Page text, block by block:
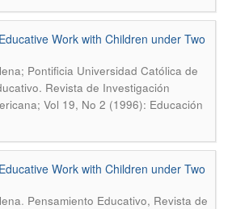
Work with Children under Two
Pontificia Universidad Católica de
Revista de Investigación
Vol 19, No 2 (1996): Educación
Work with Children under Two
. Pensamiento Educativo, Revista de